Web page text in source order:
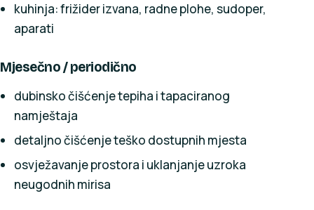
kuhinja: frižider izvana, radne plohe, sudoper,
aparati
Mjesečno / periodično
dubinsko čišćenje tepiha i tapaciranog
namještaja
detaljno čišćenje teško dostupnih mjesta
osvježavanje prostora i uklanjanje uzroka
neugodnih mirisa